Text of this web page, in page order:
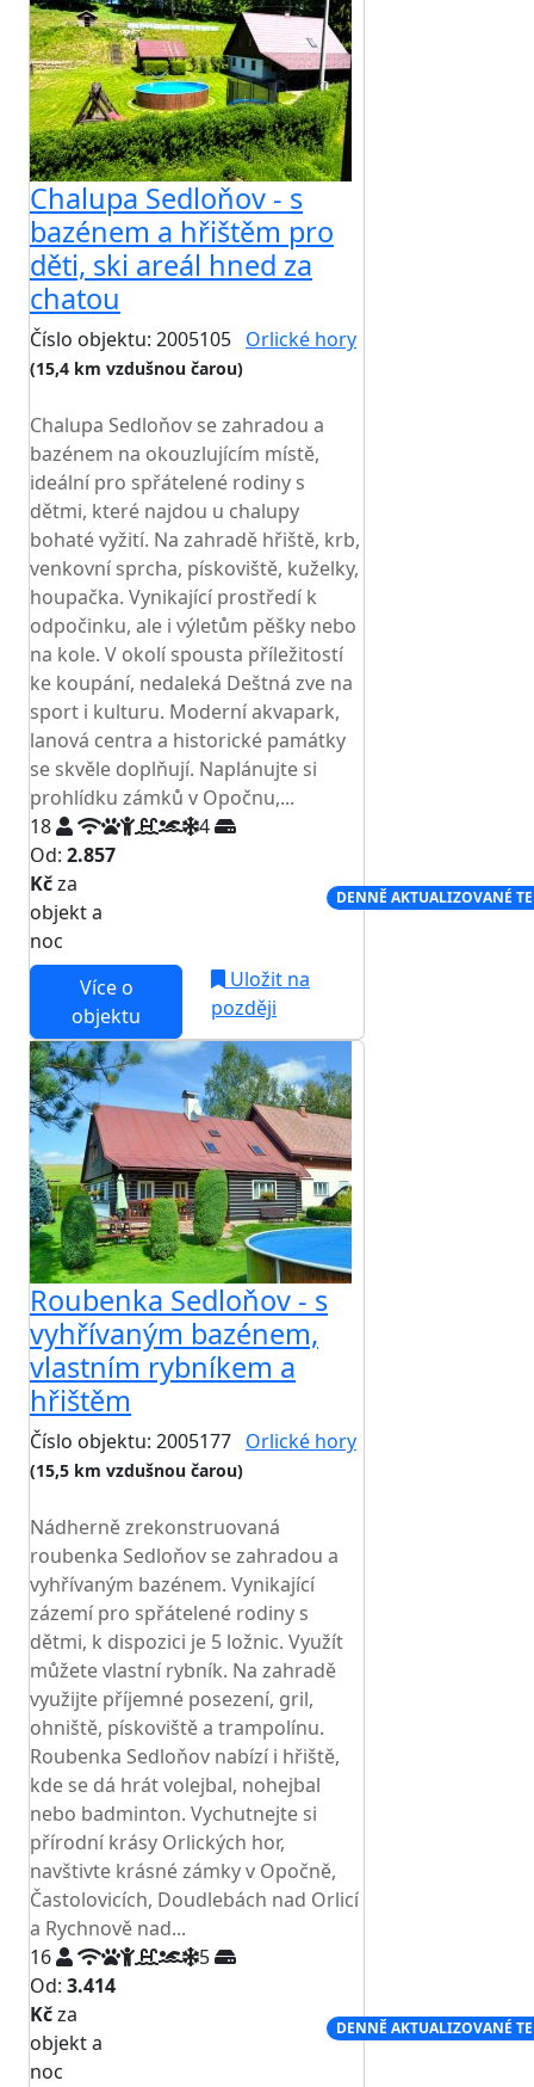
Chalupa Sedloňov - s
bazénem a hřištěm pro
děti, ski areál hned za
chatou
Číslo objektu: 2005105 Orlické hory
(15,4 km vzdušnou čarou)
Chalupa Sedloňov se zahradou a
bazénem na okouzlujícím místě,
ideální pro spřátelené rodiny s
dětmi, které najdou u chalupy
bohaté vyžití. Na zahradě hřiště, krb,
venkovní sprcha, pískoviště, kuželky,
houpačka. Vynikající prostředí k
odpočinku, ale i výletům pěšky nebo
na kole. V okolí spousta příležitostí
ke koupání, nedaleká Deštná zve na
sport i kulturu. Moderní akvapark,
lanová centra a historické památky
se skvěle doplňují. Naplánujte si
prohlídku zámků v Opočnu,...
18
4
Od: 2.857
Kčza
objekt a
noc
DENNĚ AKTUALIZOVANÉ
Více o
objektu
Uložit na
později
Roubenka Sedloňov - s
vyhřívaným bazénem,
vlastním rybníkem a
hřištěm
Číslo objektu: 2005177 Orlické hory
(15,5 km vzdušnou čarou)
Nádherně zrekonstruovaná
roubenka Sedloňov se zahradou a
vyhřívaným bazénem. Vynikající
zázemí pro spřátelené rodiny s
dětmi, k dispozici je 5 ložnic. Využít
můžete vlastní rybník. Na zahradě
využijte příjemné posezení, gril,
ohniště, pískoviště a trampolínu.
Roubenka Sedloňov nabízí i hřiště,
kde se dá hrát volejbal, nohejbal
nebo badminton. Vychutnejte si
přírodní krásy Orlických hor,
navštivte krásné zámky v Opočně,
Častolovicích, Doudlebách nad Orlicí
a Rychnově nad...
16
5
Od: 3.414
Kčza
objekt a
noc
DENNĚ AKTUALIZOVANÉ